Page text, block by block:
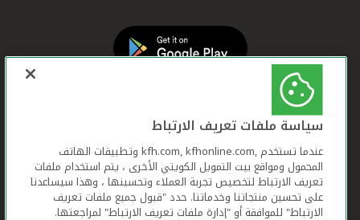
سياسة ملفات تعريف الارتباط
عندما تستخدم ,kfh.com, kfhonline.com وتطبيقات الهاتف
المحمول ومواقع بيت التمويل الكويتي الأخرى ، يتم استخدام ملفات
تعريف الارتباط لتخصيص تجربة العملاء وتحسينها ، وهذا سيساعدنا
على تحسين منتجاتنا وخدماتنا. حدد "قبول جميع ملفات تعريف
الارتباط" للموافقة أو "إدارة ملفات تعريف الارتباط" لمراجعتها.